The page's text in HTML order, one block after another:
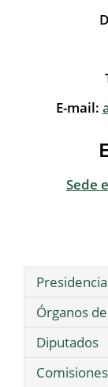
E-mail:
Sede
Presidencia
Órganos
Diputados